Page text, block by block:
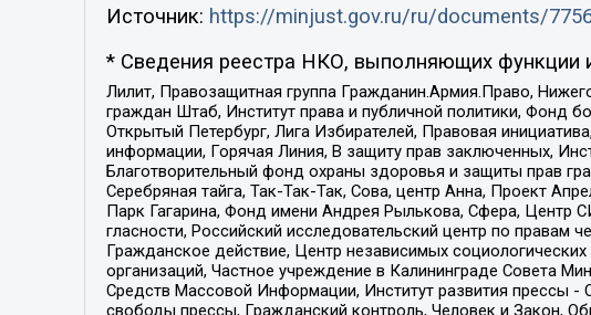
Источник: https://minjust.gov.ru/ru/documents/
* Сведения реестра НКО, выполняющих функции
Лилит, Правозащитная группа Гражданин.Армия.Право,
граждан Штаб, Институт права и публичной политики,
Открытый Петербург, Лига Избирателей, Правовая
информации, Горячая Линия, В защиту прав заключенных,
Благотворительный фонд охраны здоровья и защиты прав
Серебряная тайга, Так-Так-Так, Сова, центр Анна, Проект
Парк Гагарина, Фонд имени Андрея Рылькова, Сфера, Центр
гласности, Российский исследовательский центр по правам
Гражданское действие, Центр независимых
организаций, Частное учреждение в Калининграде Совета
Средств Массовой Информации, Институт развития прессы
свободы прессы, Гражданский контроль, Человек и Закон,